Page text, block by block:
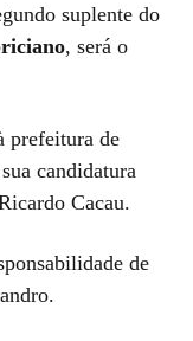
suplente do
, será o
prefeitura de
candidatura
Cacau.
de